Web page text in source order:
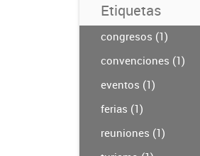
Etiquetas
congresos (1)
convenciones (1)
eventos (1)
ferias (1)
reuniones (1)